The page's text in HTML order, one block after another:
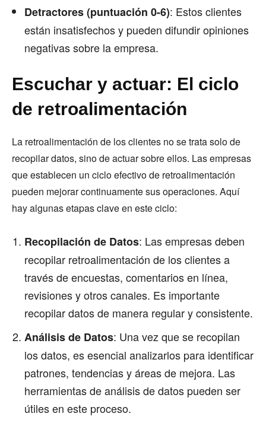
Detractores (puntuación 0-6): Estos clientes
están insatisfechos y pueden difundir opiniones
negativas sobre la empresa.
Escuchar y actuar: El ciclo
de retroalimentación
La retroalimentación de los clientes no se trata solo de
recopilar datos, sino de actuar sobre ellos. Las empresas
que establecen un ciclo efectivo de retroalimentación
pueden mejorar continuamente sus operaciones. Aquí
hay algunas etapas clave en este ciclo:
Recopilación de Datos: Las empresas deben
recopilar retroalimentación de los clientes a
través de encuestas, comentarios en línea,
revisiones y otros canales. Es importante
recopilar datos de manera regular y consistente.
Análisis de Datos: Una vez que se recopilan
los datos, es esencial analizarlos para identificar
patrones, tendencias y áreas de mejora. Las
herramientas de análisis de datos pueden ser
útiles en este proceso.